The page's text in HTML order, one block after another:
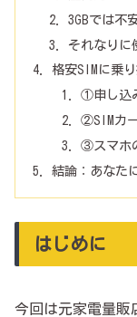
3GBでは不
それなりに
格安SIMに乗
①申し込
②SIMカ
③スマホ
結論：あなた
はじめに
今回は元家電量販